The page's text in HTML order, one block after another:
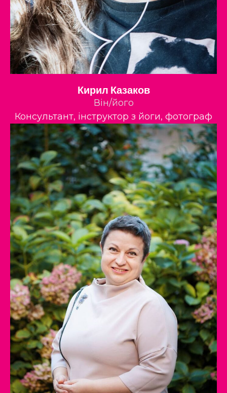
Кирил Казаков
Він/його
Консультант, інструктор з йоги, фотограф